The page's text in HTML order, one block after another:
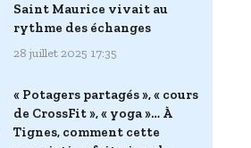
Saint Maurice vivait au
rythme des échanges
28 juillet 2025 17:35
« Potagers partagés », « cours
de CrossFit », « yoga »… À
Tignes, comment cette